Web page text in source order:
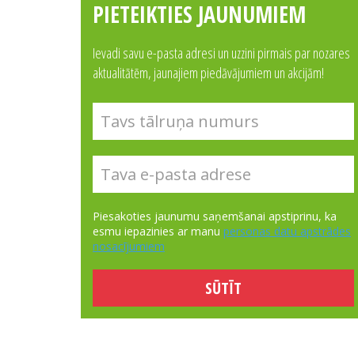
PIETEIKTIES JAUNUMIEM
Ievadi savu e-pasta adresi un uzzini pirmais par nozares
aktualitātēm, jaunajiem piedāvājumiem un akcijām!
Piesakoties jaunumu saņemšanai apstiprinu, ka
esmu iepazinies ar manu personas datu apstrādes
nosacījumiem